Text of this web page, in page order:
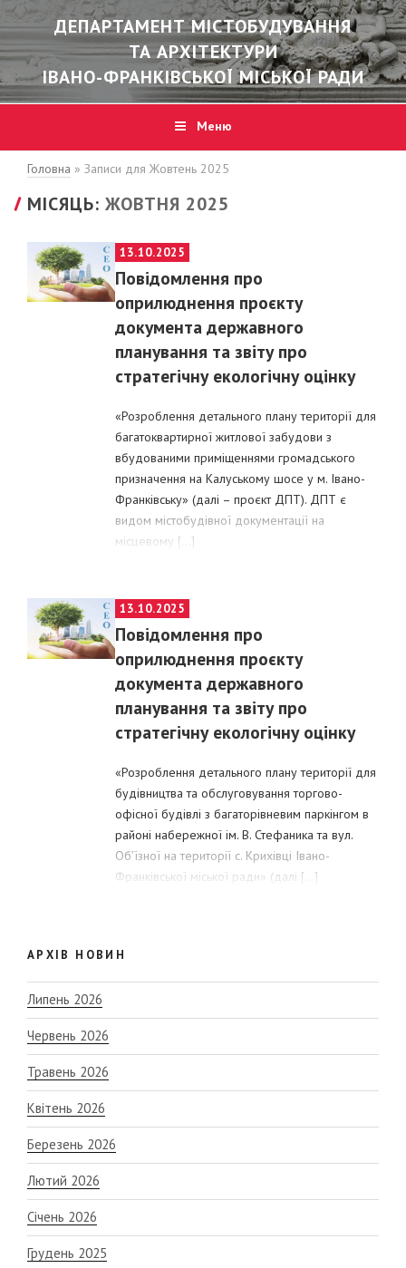
ДЕПАРТАМЕНТ МІСТОБУДУВАННЯ
ТА АРХІТЕКТУРИ
ІВАНО-ФРАНКІВСЬКОЇ МІСЬКОЇ РАДИ
Меню
Головна » Записи для Жовтень 2025
МІСЯЦЬ: ЖОВТНЯ 2025
POSTED
ON
13.10.2025
Повідомлення про
оприлюднення проєкту
документа державного
планування та звіту про
стратегічну екологічну оцінку
«Розроблення детального плану території для
багатоквартирної житлової забудови з
вбудованими приміщеннями громадського
призначення на Калуському шосе у м. Івано-
Франківську» (далі – проєкт ДПТ). ДПТ є
видом містобудівної документації на
місцевому […]
POSTED
ON
13.10.2025
Повідомлення про
оприлюднення проєкту
документа державного
планування та звіту про
стратегічну екологічну оцінку
«Розроблення детального плану території для
будівництва та обслуговування торгово-
офісної будівлі з багаторівневим паркінгом в
районі набережної ім. В. Стефаника та вул.
Об’їзної на території с. Крихівці Івано-
Франківської міської ради» (далі […]
АРХІВ НОВИН
Липень 2026
Червень 2026
Травень 2026
Квітень 2026
Березень 2026
Лютий 2026
Січень 2026
Грудень 2025